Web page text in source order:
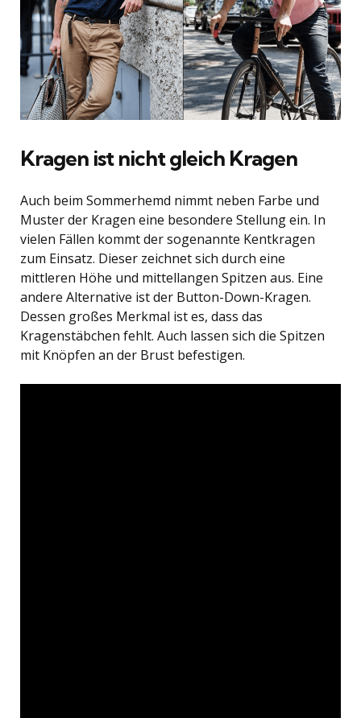
Kragen ist nicht gleich Kragen
Auch beim Sommerhemd nimmt neben Farbe und
Muster der Kragen eine besondere Stellung ein. In
vielen Fällen kommt der sogenannte Kentkragen
zum Einsatz. Dieser zeichnet sich durch eine
mittleren Höhe und mittellangen Spitzen aus. Eine
andere Alternative ist der Button-Down-Kragen.
Dessen großes Merkmal ist es, dass das
Kragenstäbchen fehlt. Auch lassen sich die Spitzen
mit Knöpfen an der Brust befestigen.